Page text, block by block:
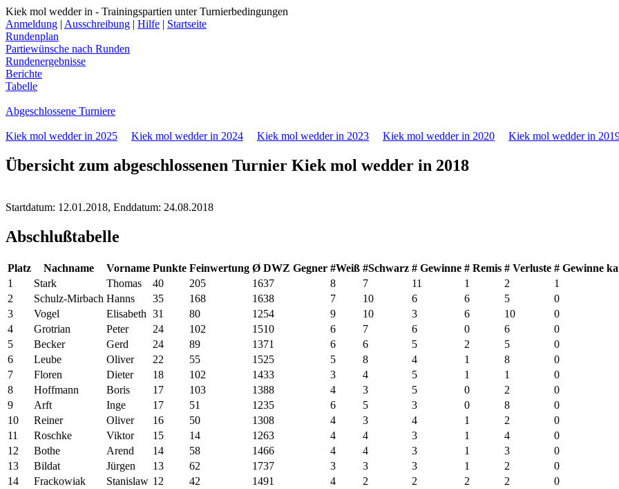
Kiek mol wedder in - Trainingspartien unter Turnierbedingungen
Anmeldung | Ausschreibung | Hilfe | Startseite
Rundenplan
Partiewünsche nach Runden
Rundenergebnisse
Berichte
Tabelle
Abgeschlossene Turniere
Kiek mol wedder in 2025 Kiek mol wedder in 2024 Kiek mol wedder in 2023 Kiek mol wedder in 2020 Kiek mol wedder in
Übersicht zum abgeschlossenen Turnier Kiek mol wedder in 2018
Startdatum: 12.01.2018, Enddatum: 24.08.2018
Abschlußtabelle
Platz Nachname Vorname Punkte Feinwertung Ø DWZ Gegner #Weiß #Schwarz # Gewinne # Remis # Verluste # Gewinne
1
Stark Thomas 40 205 1637 8 7 11 1 2 1
2
Schulz-Mirbach Hanns 35 168 1638 7 10 6 6 5 0
3
Vogel Elisabeth 31 80 1254 9 10 3 6 10 0
4
Grotrian Peter 24 102 1510 6 7 6 0 6 0
5
Becker Gerd 24 89 1371 6 6 5 2 5 0
6
Leube Oliver 22 55 1525 5 8 4 1 8 0
7
Floren Dieter 18 102 1433 3 4 5 1 1 0
8
Hoffmann Boris 17 103 1388 4 3 5 0 2 0
9
Arft Inge 17 51 1235 6 5 3 0 8 0
10
Reiner Oliver 16 50 1308 4 3 4 1 2 0
11
Roschke Viktor 15 14 1263 4 4 3 1 4 0
12
Bothe Arend 14 58 1466 4 4 3 1 3 0
13
Bildat Jürgen 13 62 1737 3 3 3 1 2 0
14
Frackowiak Stanislaw 12 42 1491 4 2 2 2 2 0